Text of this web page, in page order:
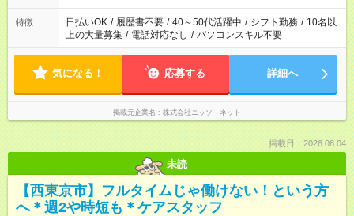
特徴 日払いOK / 履歴書不要 / 40～50代活躍中 / シフト勤務 / 10名以
上の大量募集 / 電話対応なし / パソコンスキル不要
気になる！ 応募する 詳細へ
掲載元企業名 株式会社ニッソーネット
掲載日：2026.08.04
未読
【西東京市】フルタイムじゃ働けない！という方
へ＊週2や時短も＊ケアスタッフ